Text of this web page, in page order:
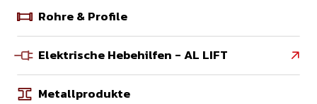
Rohre & Profile
Elektrische Hebehilfen - AL LIFT 
Metallprodukte